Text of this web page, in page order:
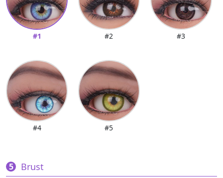
#1 #2 #3
#4 #5
Brust